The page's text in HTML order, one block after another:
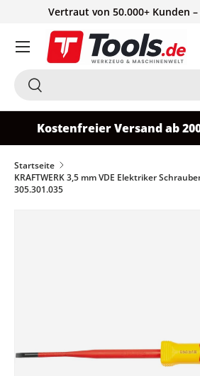
Vertraut von 50.000+ Kunden
Suchen
Suchen
Kostenfreier Versand ab
Startseite
KRAFTWERK 3,5 mm VDE Elektriker
305.301.035